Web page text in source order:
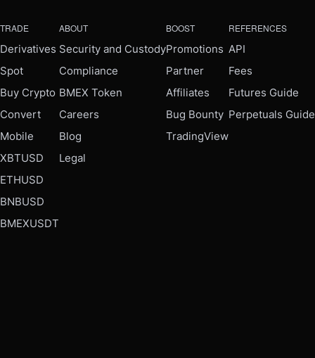
TRADE
Derivatives
Spot
Buy Crypto
Convert
Mobile
XBTUSD
ETHUSD
BNBUSD
BMEXUSDT
ABOUT
Security and Custody
Compliance
BMEX Token
Careers
Blog
Legal
BOOST
Promotions
Partner
Affiliates
Bug Bounty
TradingView
REFERENCES
API
Fees
Futures Guide
Perpetuals Guide